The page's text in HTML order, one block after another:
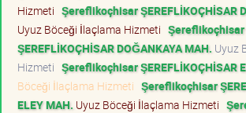
Hizmeti Şereflikoçhisar ŞEREFLİKOÇHİSAR
Uyuz Böceği İlaçlama Hizmeti Şereflikoçhisar
ŞEREFLİKOÇHİSAR DOĞANKAYA MAH. Uyuz
Hizmeti Şereflikoçhisar ŞEREFLİKOÇHİSAR
Böceği İlaçlama Hizmeti Şereflikoçhisar
ELEY MAH. Uyuz Böceği İlaçlama Hizmeti